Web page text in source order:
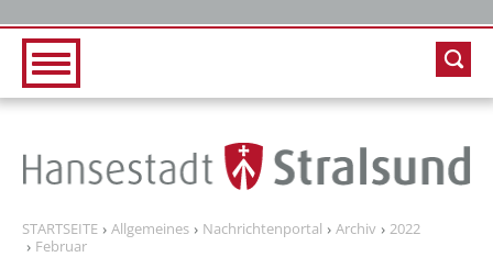
STARTSEITE Allgemeines Nachrichtenportal Archiv
2022
Februar